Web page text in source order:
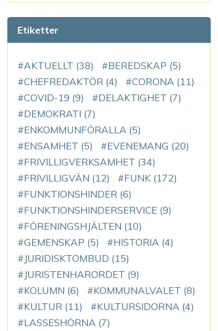
Etiketter
AKTUELLT (38) BEREDSKAP (5)
CHEFREDAKTÖR (4) CORONA (11)
COVID-19 (9) DELAKTIGHET (7)
DEMOKRATI (7)
ENKOMMUNFÖRALLA (5)
ENSAMHET (5) EVENEMANG (20)
FRIVILLIGVERKSAMHET (34)
FRIVILLIGVÄN (12) FUNK (172)
FUNKTIONSHINDER (6)
FUNKTIONSHINDERSERVICE (9)
FÖRENINGSHJÄLTEN (10)
GEMENSKAP (5) HISTORIA (4)
JURIDISKTOMBUD (15)
JURISTENHARORDET (9)
KOLUMN (6) KOMMUNALVALET (8)
KULTUR (11) KULTURSIDORNA (4)
LASSESHÖRNA (7)